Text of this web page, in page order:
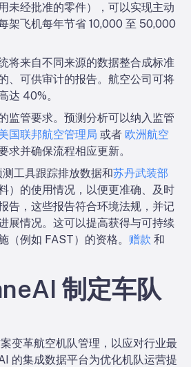
未经批准的零件），可以实现主动
架飞机每年节省 10,000 至 50,000
将来自不同来源的数据整合成标准
、可供审计的报告。航空公司可将
达 40%。
监管要求。预测分析可以纳入监管
国联邦航空管理局 或者 欧洲航空
求并确保流程相应更新。
测工具跟踪排放数据和苏丹武装部
）的使用情况，以便更准确、及时
告，这些报告符合环境法规，并记
展情况。这可以提高获得与可持续
（例如 FAST）的资格。 赠款 和
制定车队
变革航空机队管理，以应对行业最
的集成数据平台为优化机队运营提